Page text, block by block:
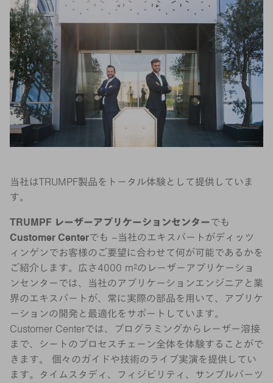
当社はTRUMPF製品をトータル体験として提供していま
す。
TRUMPF レーザーアプリケーションセンター でも
Customer Centerでも –当社のエキスパートがディッツ
ィンゲンでお客様のご要望に合わせて何が可能であるかを
ご紹介します。広さ4000 m²のレーザーアプリケーショ
ンセンターでは、当社のアプリケーションエンジニアと業
界のエキスパートが、常に実際の部品を用いて、アプリケ
ーションの開発と最適化をサポートしています。
Customer Centerでは、プログラミングからレーザー溶接
まで、シートのプロセスチェーン全体を体験することがで
きます。 個々のガイドや技術のライブ実演を提供してい
ます。タイムスタディ、フィジビリティ、サンプルパーツ